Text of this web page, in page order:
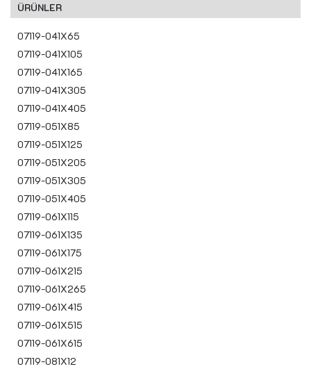
ÜRÜNLER
07119-041X65
07119-041X105
07119-041X165
07119-041X305
07119-041X405
07119-051X85
07119-051X125
07119-051X205
07119-051X305
07119-051X405
07119-061X115
07119-061X135
07119-061X175
07119-061X215
07119-061X265
07119-061X415
07119-061X515
07119-061X615
07119-081X12